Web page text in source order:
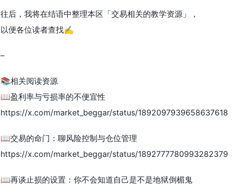
往后，我将在结语中整理本区「交易相关的教学资源」，
以便各位读者查找✍️
–
📚相关阅读资源
📖盈利率与亏损率的不便宜性
https://x.com/market_beggar/status/1892097939658637618
📖交易的命门：聊风险控制与仓位管理
https://x.com/market_beggar/status/1892777780993282379
📖再谈止损的设置：你不会知道自己是不是地狱倒楣鬼